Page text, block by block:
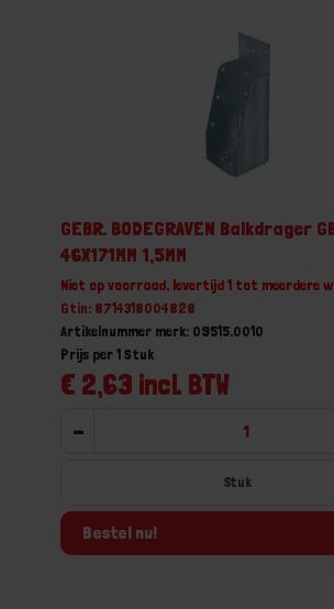
GEBR. BODEGRAVEN Balkdrager
46X171MM 1,5MM
Niet op voorraad, levertijd 1 tot meerdere
Gtin: 8714318004828
Artikelnummer merk: 09515.0010
€ 2,63 incl. BTW
Prijs per 1 Stuk
-
Bestel nu!